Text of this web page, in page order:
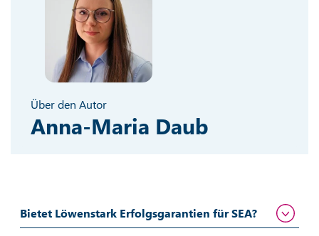
Über den Autor
Anna-Maria Daub
Bietet Löwenstark Erfolgsgarantien für SEA?